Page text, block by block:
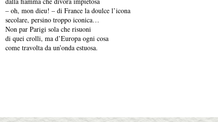
– oh, mon dieu! – di France la doulce l’icona
secolare, persino troppo iconica…
Non par Parigi sola che risuoni
di quei crolli, ma d’Europa ogni cosa
come travolta da un’onda estuosa.